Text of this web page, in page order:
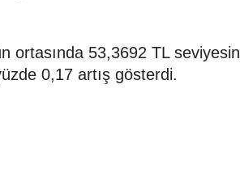
ortasında 53,3692 TL
0,17 artış gösterdi.